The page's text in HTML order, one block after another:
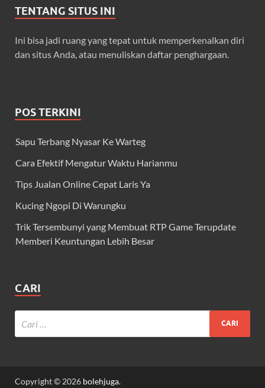
TENTANG SITUS INI
Ini bisa jadi ruang yang tepat untuk memperkenalkan diri
dan situs Anda, atau menuliskan daftar penghargaan.
POS TERKINI
Sapu Terbang Nyasar Ke Warteg
Cara Efektif Mengatur Waktu Harianmu
Tips Jualan Online Cepat Laris Ya
Kucing Ngopi Di Warungku
Trik Tersembunyi yang Membuat RTP Game Terupdate
Memberi Keuntungan Lebih Besar
CARI
Copyright © 2026 bolehjuga.